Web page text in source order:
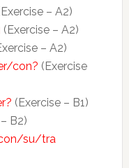
– A2)
(Exercise – A2)
– A2)
con? (Exercise
(Exercise – B1)
B2)
su/tra